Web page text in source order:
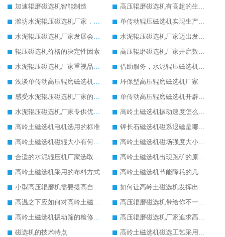
加速辊磨磁选机智能制造
高压辊磨磁选机有高超的生产技术
潍坊水泥辊压磁选机厂家，我们不一样
单传动辊压磁选机实现生产新思路改革
水泥辊压磁选机厂家发展会更好
水泥辊压磁选机厂家迈出发展新步伐
辊压磁选机价格的决定性因素
高压辊磨磁选机厂家开启数字转型生产
水泥辊压磁选机厂家重视品质发展
借助服务，水泥辊压磁选机厂家不断发展壮大
浅谈单传动高压辊磨磁选机节电工作
环保型高压辊磨磁选机厂家
感受水泥辊压磁选机厂家的品牌力量
单传动高压辊磨磁选机开辟新的发展思路
水泥辊压磁选机厂家专供优质好货
高岭土磁选机振动速度怎么调节
高岭土磁选机电机选用的标准
钾长石磁选机磁系退磁是哪些原因导致的
高岭土磁选机磁辊大小有何影响
高岭土磁选机磁场强度大小的选择
合适的水泥辊压机厂家选取重要
高岭土磁选机出现跑矿的原因有哪些
高岭土磁选机采用的布料方式
高岭土磁选机节能降耗的几方面要点
小型高压辊磨机需要提高自动化水平
如何让高岭土磁选机发挥出更大使用价值
高温之下应如何对高岭土磁选机进行保护
高压辊磨磁选机带给你不一样的生产意义
高岭土磁选机振动筛的检修内容
高压辊磨磁选机厂家追求高端生产
磁选机的技术特点
高岭土磁选机磁选工艺采用的分离方法